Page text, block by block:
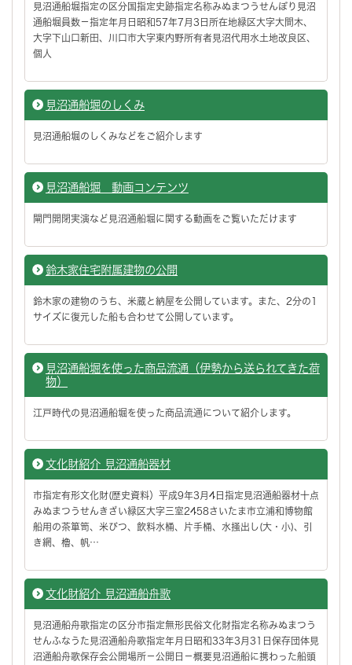
見沼通船堀指定の区分国指定史跡指定名称みぬまつうせんぼり見沼
通船堀員数－指定年月日昭和57年7月3日所在地緑区大字大間木、
大字下山口新田、川口市大字東内野所有者見沼代用水土地改良区、
個人
見沼通船堀のしくみ
見沼通船堀のしくみなどをご紹介します
見沼通船堀 動画コンテンツ
閘門開閉実演など見沼通船堀に関する動画をご覧いただけます
鈴木家住宅附属建物の公開
鈴木家の建物のうち、米蔵と納屋を公開しています。また、2分の1
サイズに復元した船も合わせて公開しています。
見沼通船堀を使った商品流通（伊勢から送られてきた荷
物）
江戸時代の見沼通船堀を使った商品流通について紹介します。
文化財紹介 見沼通船器材
市指定有形文化財(歴史資料）平成9年3月4日指定見沼通船器材十点
みぬまつうせんきざい緑区大字三室2458さいたま市立浦和博物館
船用の茶箪笥、米びつ、飲料水桶、片手桶、水掻出し(大・小)、引
き網、櫓、帆…
文化財紹介 見沼通船舟歌
見沼通船舟歌指定の区分市指定無形民俗文化財指定名称みぬまつう
せんふなうた見沼通船舟歌指定年月日昭和33年3月31日保存団体見
沼通船舟歌保存会公開場所－公開日－概要見沼通船に携わった船頭